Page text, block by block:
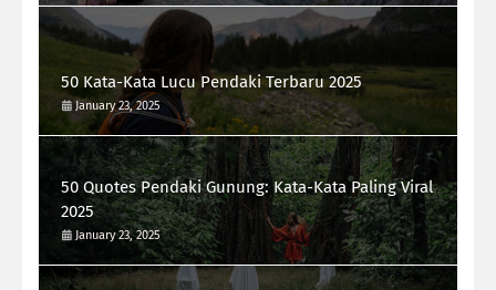
50 Kata-Kata Lucu Pendaki Terbaru 2025
January 23, 2025
50 Quotes Pendaki Gunung: Kata-Kata Paling Viral
2025
January 23, 2025